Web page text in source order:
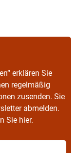
erklären Sie
regelmäßig
zusenden. Sie
abmelden.
Sie hier.